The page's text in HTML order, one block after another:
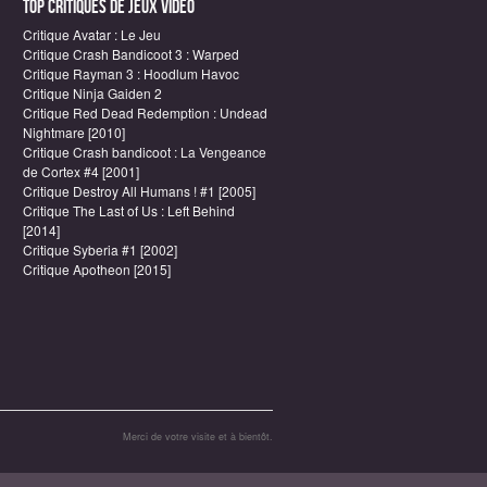
Top critiques de Jeux vidéo
Critique Avatar : Le Jeu
Critique Crash Bandicoot 3 : Warped
Critique Rayman 3 : Hoodlum Havoc
Critique Ninja Gaiden 2
Critique Red Dead Redemption : Undead
Nightmare [2010]
Critique Crash bandicoot : La Vengeance
de Cortex #4 [2001]
Critique Destroy All Humans ! #1 [2005]
Critique The Last of Us : Left Behind
[2014]
Critique Syberia #1 [2002]
Critique Apotheon [2015]
Merci de votre visite et à bientôt.